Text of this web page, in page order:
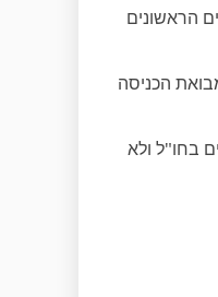
הראשונים
הכניסה
בחו"ל ולא